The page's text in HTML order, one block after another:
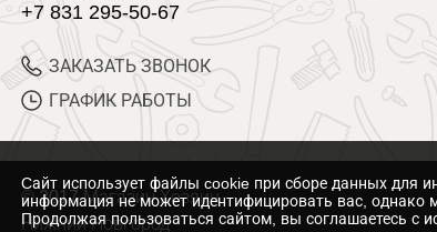
+7 831 295-50-67
ЗАКАЗАТЬ ЗВОНОК
ГРАФИК РАБОТЫ
© 2017 Магазин Хозяин
Нижний Новгород
Cайт использует файлы cookie при сборе данных для
информация не может идентифицировать вас, однако
Продолжая пользоваться сайтом, вы соглашаетесь с